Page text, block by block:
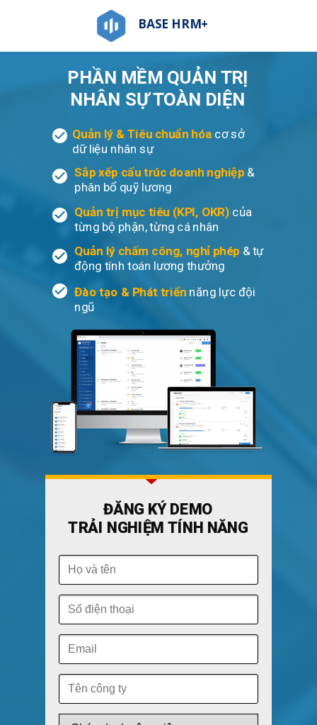
Quản lý & Tiêu chuẩn hóa cơ sở
dữ liệu nhân sự
ĐĂNG KÝ DEMO
TRẢI NGHIỆM TÍNH NĂNG
BASE HRM+
PHẦN MỀM QUẢN TRỊ
NHÂN SỰ TOÀN DIỆN
Quản trị mục tiêu (KPI, OKR) của
từng bộ phận, từng cá nhân
Quản lý chấm công, nghỉ phép & tự
động tính toán lương thưởng
Sắp xếp cấu trúc doanh nghiệp &
phân bổ quỹ lương
Đào tạo & Phát triển năng lực đội
ngũ